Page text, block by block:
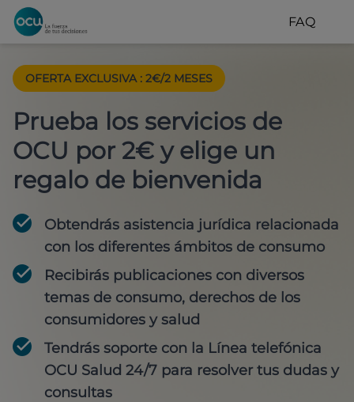
FAQ
OFERTA EXCLUSIVA : 2€/2 MESES
Prueba los servicios de
OCU por 2€ y elige un
regalo de bienvenida
Obtendrás asistencia jurídica relacionada
con los diferentes ámbitos de consumo
Recibirás publicaciones con diversos
temas de consumo, derechos de los
consumidores y salud
Tendrás soporte con la Línea telefónica
OCU Salud 24/7 para resolver tus dudas y
consultas